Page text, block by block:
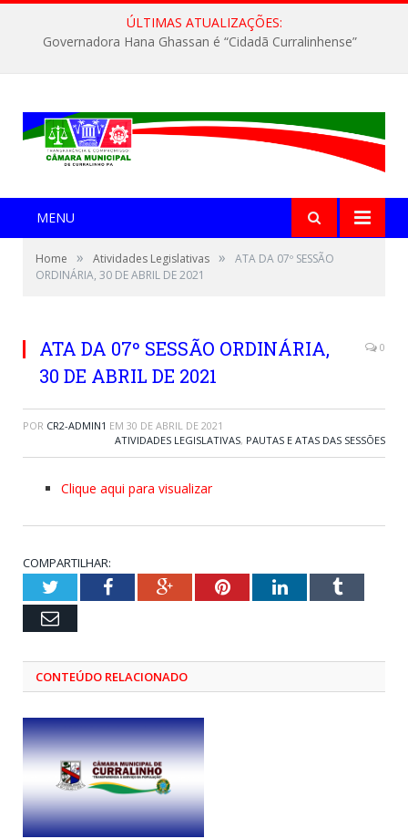
ÚLTIMAS ATUALIZAÇÕES:
Governadora Hana Ghassan é “Cidadã Curralinhense”
MENU
Home » Atividades Legislativas »
ATA DA 07º SESSÃO
ORDINÁRIA, 30 DE ABRIL DE 2021
ATA DA 07º SESSÃO ORDINÁRIA,
30 DE ABRIL DE 2021
0
POR CR2-ADMIN1 EM 30 DE ABRIL DE 2021
ATIVIDADES LEGISLATIVAS, PAUTAS E ATAS DAS SESSÕES
Clique aqui para visualizar
COMPARTILHAR:
TwitterFacebookGoogle+PinterestLinkedInTumblr
Email
CONTEÚDO RELACIONADO